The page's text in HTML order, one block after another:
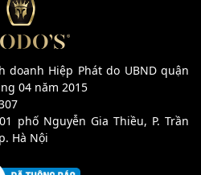
doanh Hiệp Phát do UBND quận
04 năm 2015
phố Nguyễn Gia Thiều, P. Trần
Hà Nội